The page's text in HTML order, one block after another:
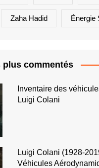
Zaha Hadid Énergie
plus commentés
Inventaire des
Luigi Colani
Luigi Colani (1928-
Véhicules